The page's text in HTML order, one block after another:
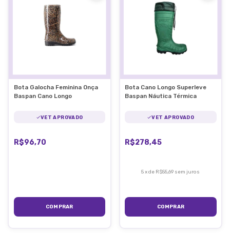
Bota Galocha Feminina Onça
Baspan Cano Longo
VET APROVADO
R$96,70
COMPRAR
Bota Cano Longo Superleve
Baspan Náutica Térmica
VET APROVADO
R$278,45
5xde R$55,69 sem juros
COMPRAR